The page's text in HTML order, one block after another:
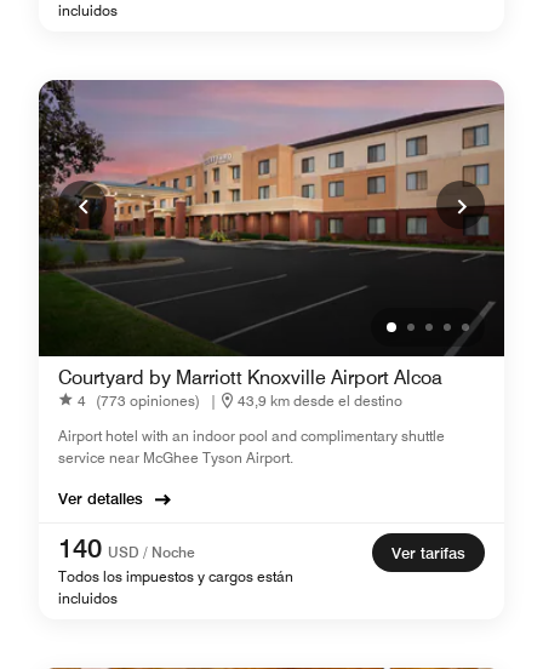
incluidos
Courtyard by Marriott Knoxville Airport Alcoa
4 (773 opiniones) |
43,9 km desde el destino
Airport hotel with an indoor pool and complimentary shuttle
service near McGhee Tyson Airport.
Ver detalles
140 USD / Noche
Todos los impuestos y cargos están
incluidos
Ver tarifas